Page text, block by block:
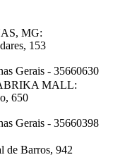
MG:
153
Gerais - 35660630
MALL:
650
Gerais - 35660398
de Barros, 942